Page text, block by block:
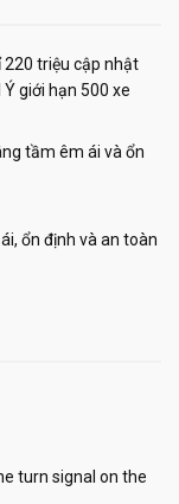
220 triệu cập nhật
giới hạn 500 xe
tầm êm ái và ổn
ổn định và an toàn
turn signal on the